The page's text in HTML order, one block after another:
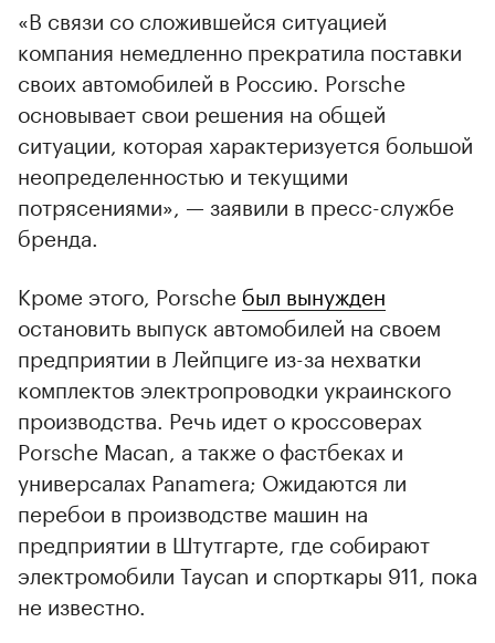
«В связи со сложившейся ситуацией
компания немедленно прекратила поставки
своих автомобилей в Россию. Porsche
основывает свои решения на общей
ситуации, которая характеризуется большой
неопределенностью и текущими
потрясениями», — заявили в пресс-службе
бренда.
Кроме этого, Porsche был вынужден
остановить выпуск автомобилей на своем
предприятии в Лейпциге из-за нехватки
комплектов электропроводки украинского
производства. Речь идет о кроссоверах
Porsche Macan, а также о фастбеках и
универсалах Panamera; Ожидаются ли
перебои в производстве машин на
предприятии в Штутгарте, где собирают
электромобили Taycan и спорткары 911, пока
не известно.